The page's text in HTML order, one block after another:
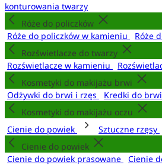
konturowania twarzy
Róże do policzków
Róże do policzków w kamieniu
Róże
Rozświetlacze do twarzy
Rozświetlacze w kamieniu
Kosmetyki do makijażu brwi
Odżywki do brwi i rzęs
Kredki do brwi
Kosmetyki do makijażu oczu
Cienie do powiek
Sztuczne rzęsy
Cienie do powiek
Cienie do powiek prasowane
Cienie